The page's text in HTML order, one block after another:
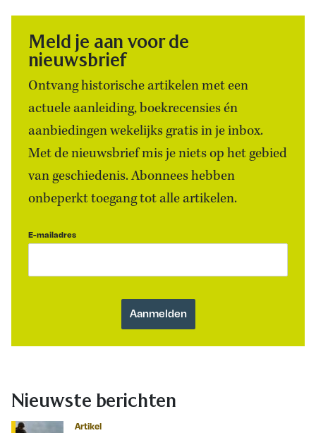
Meld je aan voor de
nieuwsbrief
Ontvang historische artikelen met een
actuele aanleiding, boekrecensies én
aanbiedingen wekelijks gratis in je inbox.
Met de nieuwsbrief mis je niets op het gebied
van geschiedenis. Abonnees hebben
onbeperkt toegang tot alle artikelen.
E-mailadres
Nieuwste berichten
Artikel